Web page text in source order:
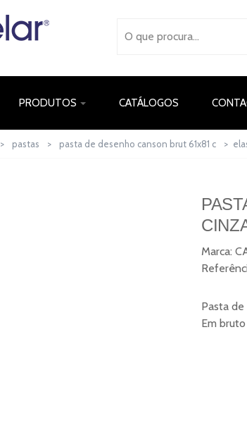
PRODUTOS CATÁLOGOS
> pastas > pasta de desenho canson brut 61x81 c >
Marca:
Pasta de
Em